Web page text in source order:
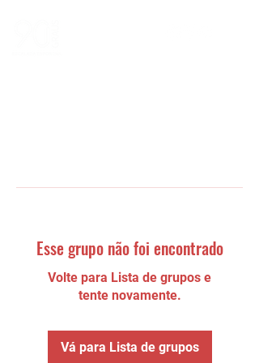
Esse grupo não foi encontrado
Volte para Lista de grupos e
tente novamente.
Vá para Lista de grupos